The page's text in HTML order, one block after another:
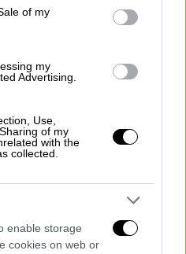
of my
my
Advertising.
Use,
of my
with the
collected.
enable storage
cookies on web or
άφησε 1,2 εκατ.
Πώς αντέδρασε ο
ευρώ) καταθέσεις
στο
νοσοκομείο λέει ο
ζητιάνου.